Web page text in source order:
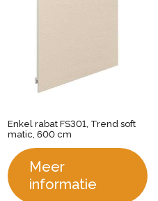
Enkel rabat FS301, Trend soft
matic, 600 cm
Meer
informatie